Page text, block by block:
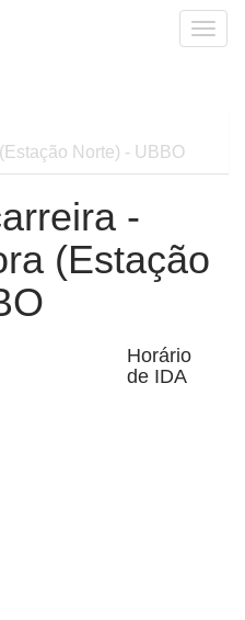
Norte) - UBBO
-
(Estação
Horário
de IDA